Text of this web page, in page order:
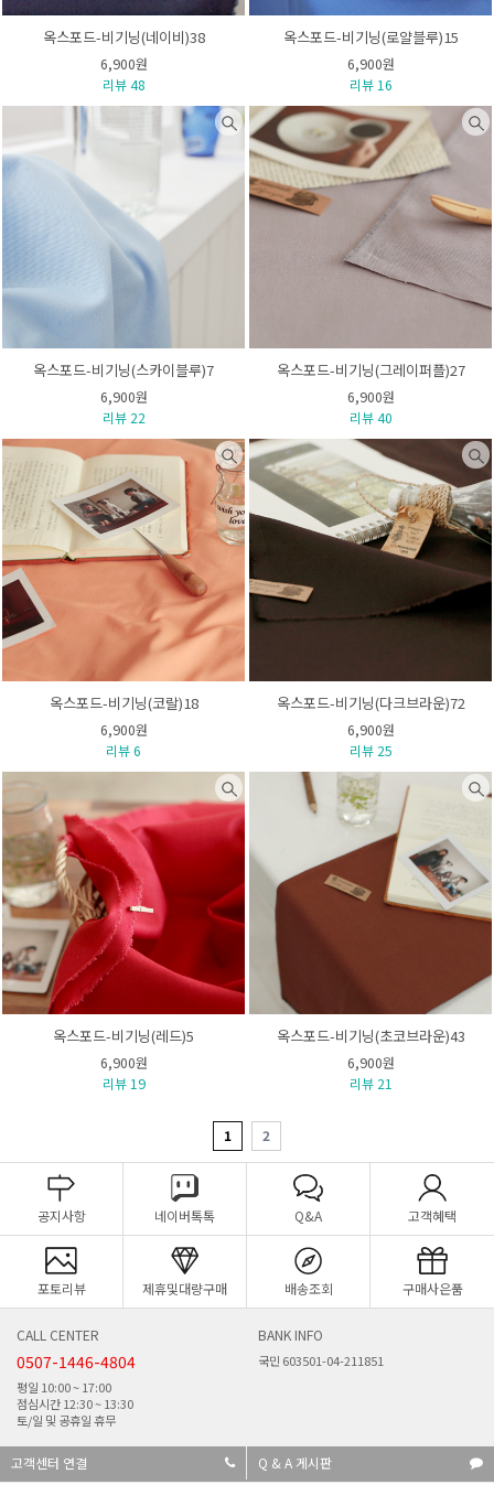
옥스포드-비기닝(네이비)38
6,900원
리뷰 48
옥스포드-비기닝(로얄블루)15
6,900원
리뷰 16
옥스포드-비기닝(스카이블루)7
6,900원
리뷰 22
옥스포드-비기닝(그레이퍼플)27
6,900원
리뷰 40
옥스포드-비기닝(코랄)18
6,900원
리뷰 6
옥스포드-비기닝(다크브라운)72
6,900원
리뷰 25
옥스포드-비기닝(레드)5
6,900원
리뷰 19
옥스포드-비기닝(초코브라운)43
6,900원
리뷰 21
1 2
공지사항 네이버톡톡 Q&A 고객혜택
포토리뷰 제휴및대량구매 배송조회 구매사은품
CALL CENTER
0507-1446-4804
평일 10:00 ~ 17:00
점심시간 12:30 ~ 13:30
토/일 및 공휴일 휴무
BANK INFO
국민 603501-04-211851
고객센터 연결 Q & A 게시판